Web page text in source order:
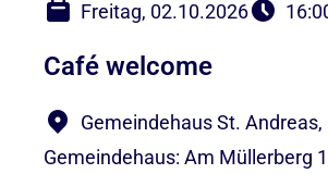
Freitag, 02.10.2026
Café welcome
Gemeindehaus St. Andreas,
Gemeindehaus: Am Müllerberg